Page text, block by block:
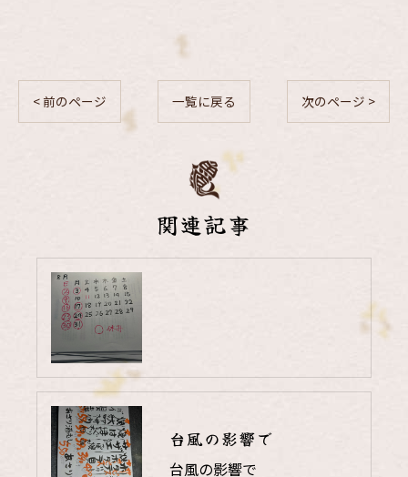
< 前のページ 一覧に戻る 次のページ >
関連記事
台風の影響で
台風の影響で